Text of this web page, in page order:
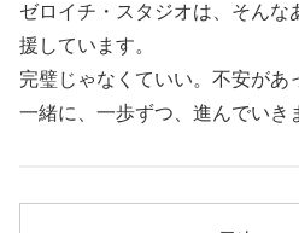
ゼロイチ・スタジオは、そんな
援しています。
完璧じゃなくていい。不安があ
一緒に、一歩ずつ、進んでいき